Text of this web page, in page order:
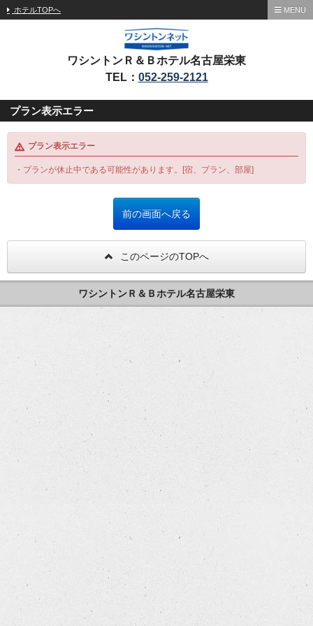
ホテルTOPへ MENU
ワシントンＲ＆Ｂホテル名古屋栄東
TEL： 052-259-2121
プラン表示エラー
プラン表示エラー
・プランが休止中である可能性があります。[宿、プラン、部屋]
このページのTOPへ
ワシントンＲ＆Ｂホテル名古屋栄東